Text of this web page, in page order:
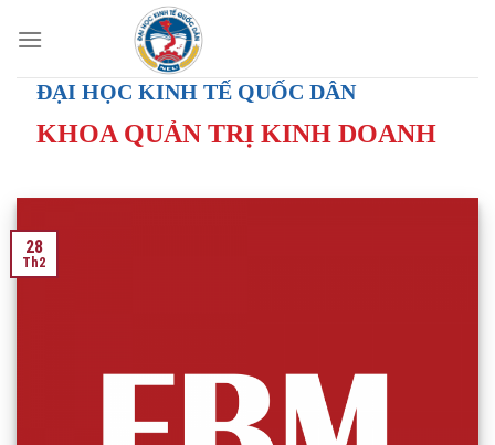
ĐẠI HỌC KINH TẾ QUỐC DÂN
KHOA QUẢN TRỊ KINH DOANH
28
Th2